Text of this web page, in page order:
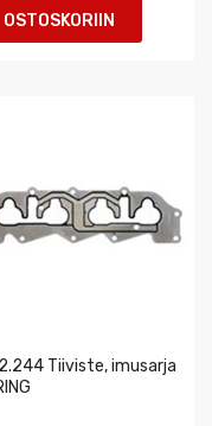
OSTOSKORIIN
Tiiviste, imusarja